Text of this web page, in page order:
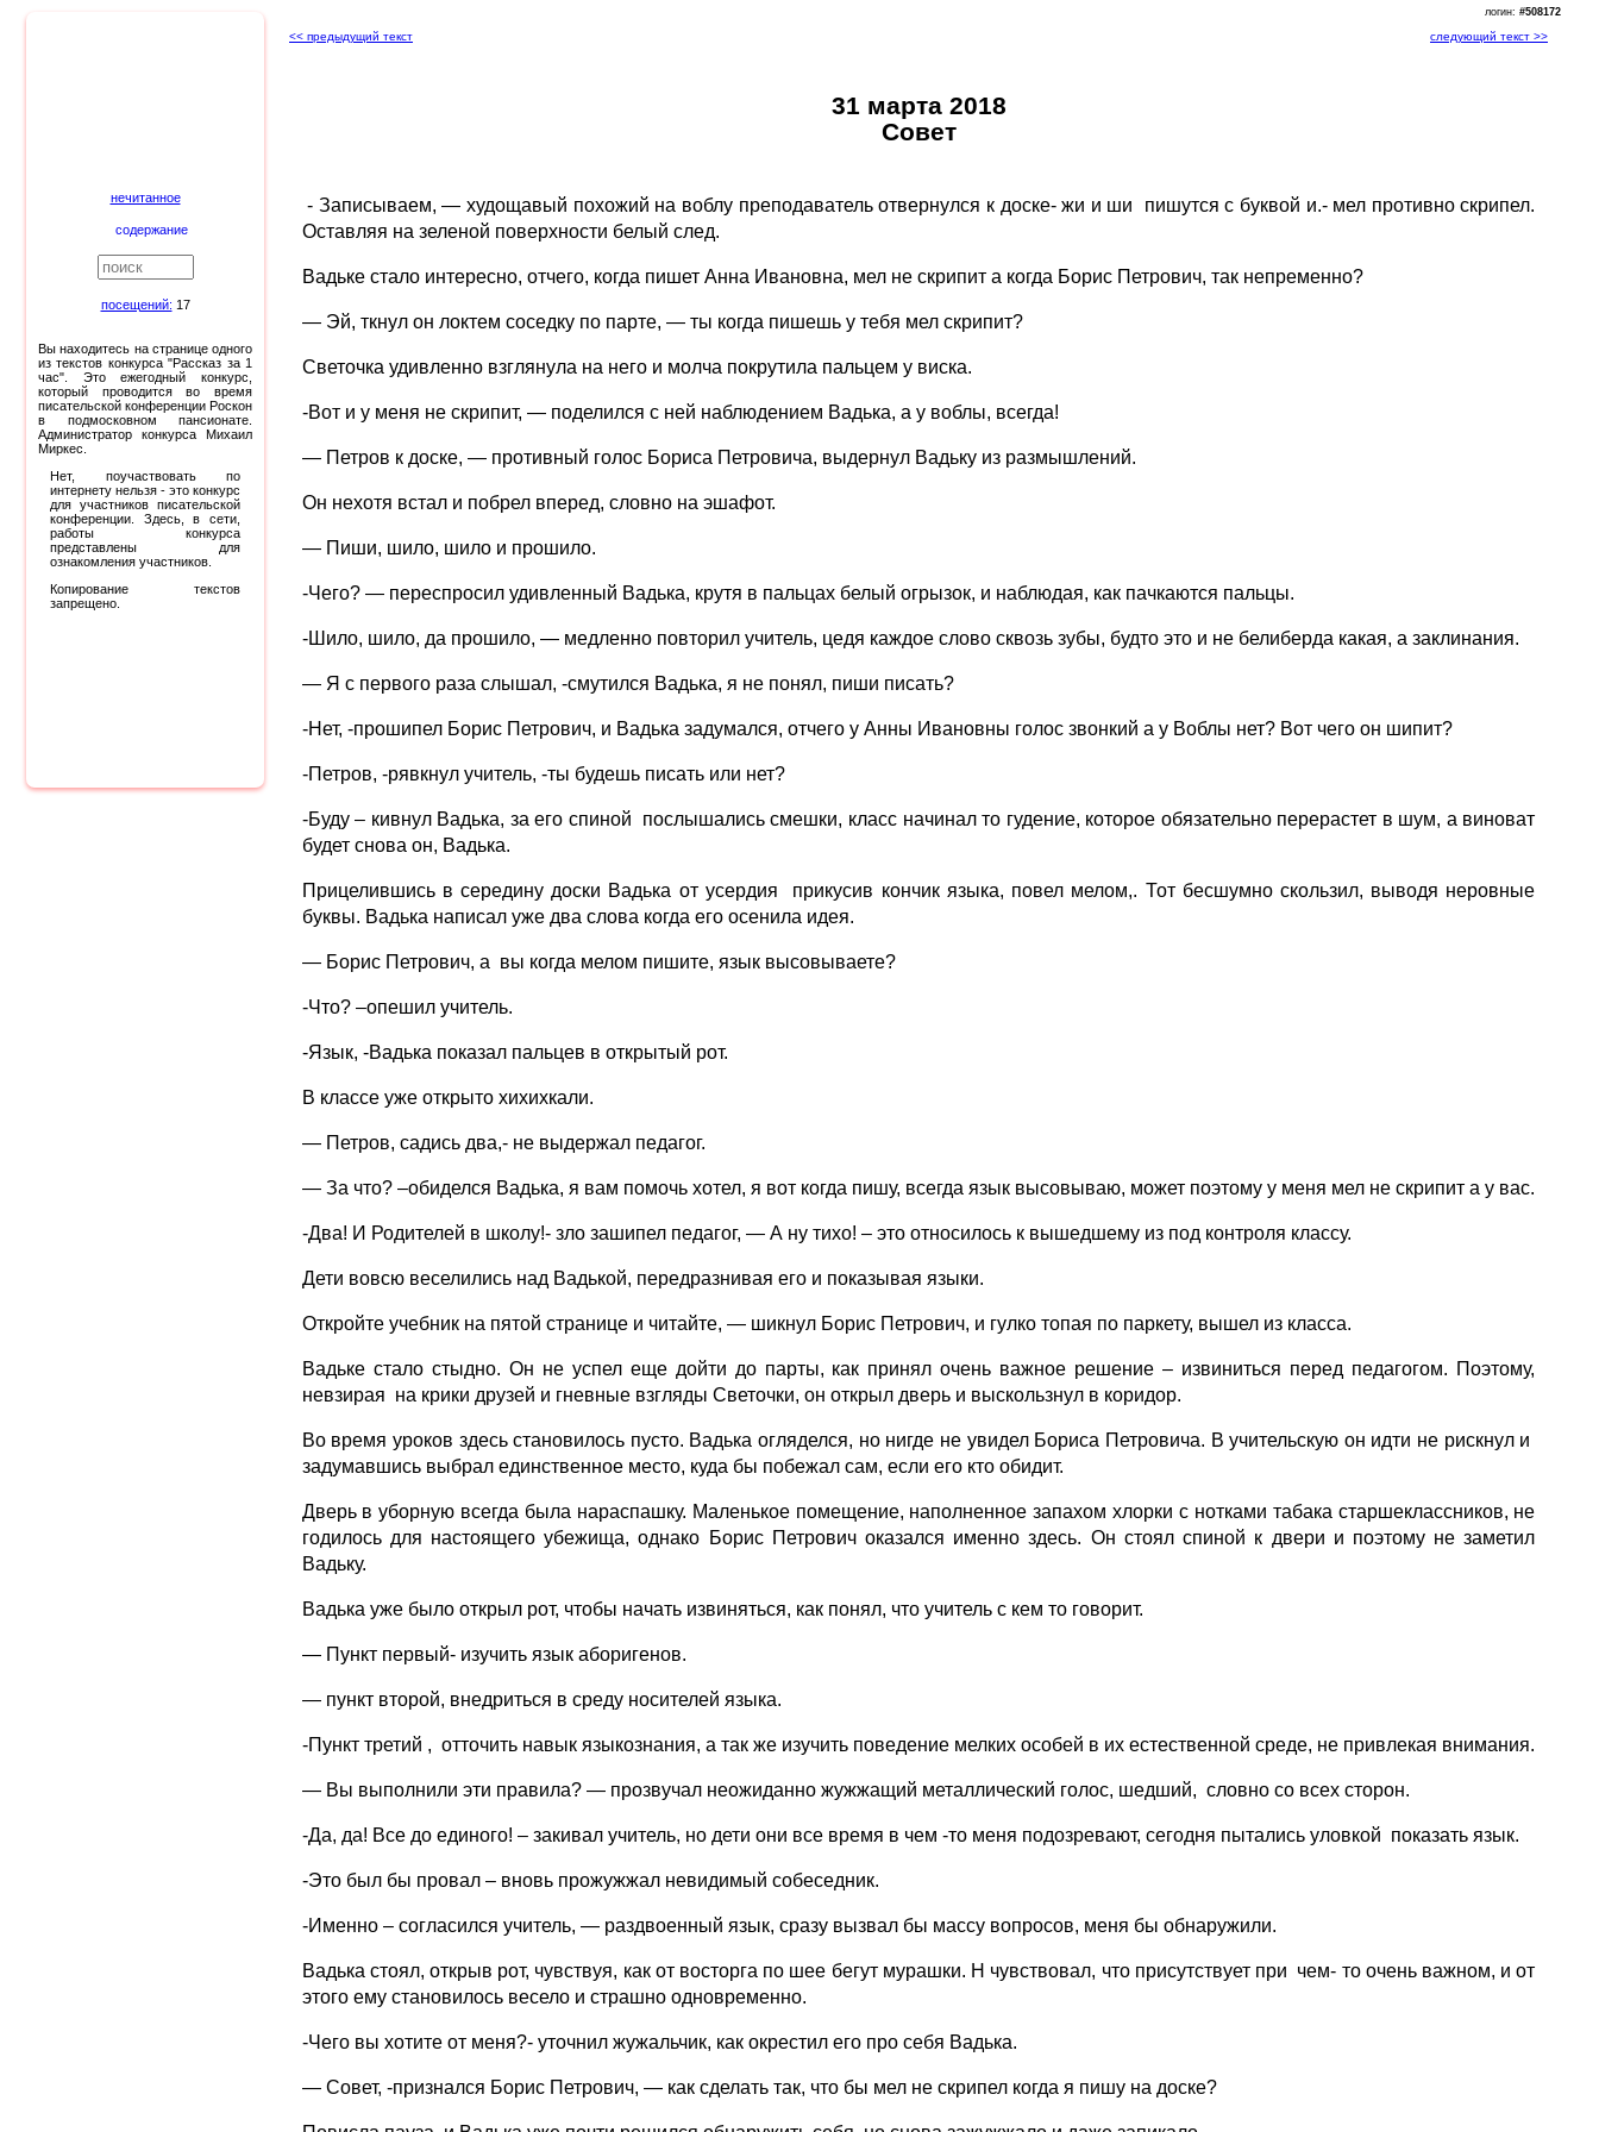
логин: #508172
нечитанное
содержание
посещений: 17
Вы находитесь на странице одного
из текстов конкурса "Рассказ за 1
час". Это ежегодный конкурс,
который проводится во время
писательской конференции Роскон
в подмосковном пансионате.
Администратор конкурса Михаил
Миркес.
Нет, поучаствовать по
интернету нельзя - это конкурс
для участников писательской
конференции. Здесь, в сети,
работы конкурса
представлены для
ознакомления участников.
Копирование текстов
запрещено.
<< предыдущий текст следующий текст >>
31 марта 2018
Совет
- Записываем, — худощавый похожий на воблу преподаватель отвернулся к доске- жи и ши пишутся с буквой и.- мел противно скрипел.
Оставляя на зеленой поверхности белый след.
Вадьке стало интересно, отчего, когда пишет Анна Ивановна, мел не скрипит а когда Борис Петрович, так непременно?
— Эй, ткнул он локтем соседку по парте, — ты когда пишешь у тебя мел скрипит?
Светочка удивленно взглянула на него и молча покрутила пальцем у виска.
-Вот и у меня не скрипит, — поделился с ней наблюдением Вадька, а у воблы, всегда!
— Петров к доске, — противный голос Бориса Петровича, выдернул Вадьку из размышлений.
Он нехотя встал и побрел вперед, словно на эшафот.
— Пиши, шило, шило и прошило.
-Чего? — переспросил удивленный Вадька, крутя в пальцах белый огрызок, и наблюдая, как пачкаются пальцы.
-Шило, шило, да прошило, — медленно повторил учитель, цедя каждое слово сквозь зубы, будто это и не белиберда какая, а заклинания.
— Я с первого раза слышал, -смутился Вадька, я не понял, пиши писать?
-Нет, -прошипел Борис Петрович, и Вадька задумался, отчего у Анны Ивановны голос звонкий а у Воблы нет? Вот чего он шипит?
-Петров, -рявкнул учитель, -ты будешь писать или нет?
-Буду – кивнул Вадька, за его спиной послышались смешки, класс начинал то гудение, которое обязательно перерастет в шум, а виноват
будет снова он, Вадька.
Прицелившись в середину доски Вадька от усердия прикусив кончик языка, повел мелом,. Тот бесшумно скользил, выводя неровные
буквы. Вадька написал уже два слова когда его осенила идея.
— Борис Петрович, а вы когда мелом пишите, язык высовываете?
-Что? –опешил учитель.
-Язык, -Вадька показал пальцев в открытый рот.
В классе уже открыто хихихкали.
— Петров, садись два,- не выдержал педагог.
— За что? –обиделся Вадька, я вам помочь хотел, я вот когда пишу, всегда язык высовываю, может поэтому у меня мел не скрипит а у вас.
-Два! И Родителей в школу!- зло зашипел педагог, — А ну тихо! – это относилось к вышедшему из под контроля классу.
Дети вовсю веселились над Вадькой, передразнивая его и показывая языки.
Откройте учебник на пятой странице и читайте, — шикнул Борис Петрович, и гулко топая по паркету, вышел из класса.
Вадьке стало стыдно. Он не успел еще дойти до парты, как принял очень важное решение – извиниться перед педагогом. Поэтому,
невзирая на крики друзей и гневные взгляды Светочки, он открыл дверь и выскользнул в коридор.
Во время уроков здесь становилось пусто. Вадька огляделся, но нигде не увидел Бориса Петровича. В учительскую он идти не рискнул и
задумавшись выбрал единственное место, куда бы побежал сам, если его кто обидит.
Дверь в уборную всегда была нараспашку. Маленькое помещение, наполненное запахом хлорки с нотками табака старшеклассников, не
годилось для настоящего убежища, однако Борис Петрович оказался именно здесь. Он стоял спиной к двери и поэтому не заметил
Вадьку.
Вадька уже было открыл рот, чтобы начать извиняться, как понял, что учитель с кем то говорит.
— Пункт первый- изучить язык аборигенов.
— пункт второй, внедриться в среду носителей языка.
-Пункт третий , отточить навык языкознания, а так же изучить поведение мелких особей в их естественной среде, не привлекая внимания.
— Вы выполнили эти правила? — прозвучал неожиданно жужжащий металлический голос, шедший, словно со всех сторон.
-Да, да! Все до единого! – закивал учитель, но дети они все время в чем -то меня подозревают, сегодня пытались уловкой показать язык.
-Это был бы провал – вновь прожужжал невидимый собеседник.
-Именно – согласился учитель, — раздвоенный язык, сразу вызвал бы массу вопросов, меня бы обнаружили.
Вадька стоял, открыв рот, чувствуя, как от восторга по шее бегут мурашки. Н чувствовал, что присутствует при чем- то очень важном, и от
этого ему становилось весело и страшно одновременно.
-Чего вы хотите от меня?- уточнил жужальчик, как окрестил его про себя Вадька.
— Совет, -признался Борис Петрович, — как сделать так, что бы мел не скрипел когда я пишу на доске?